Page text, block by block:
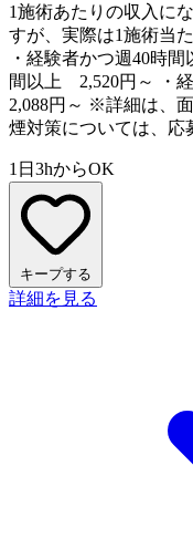
1施術あたりの収入に
すが、実際は1施術当
・経験者かつ週40時
間以上 2,520円～ ・
2,088円～ ※詳細は、
煙対策については、応
1日3hからOK
キープする
詳細を見る